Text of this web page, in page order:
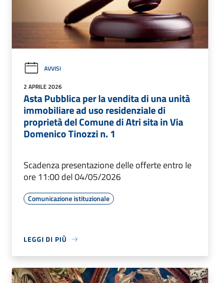
AVVISI
2 APRILE 2026
Asta Pubblica per la vendita di una unità
immobiliare ad uso residenziale di
proprietà del Comune di Atri sita in Via
Domenico Tinozzi n. 1
Scadenza presentazione delle offerte entro le
ore 11:00 del 04/05/2026
Comunicazione istituzionale
LEGGI DI PIÙ